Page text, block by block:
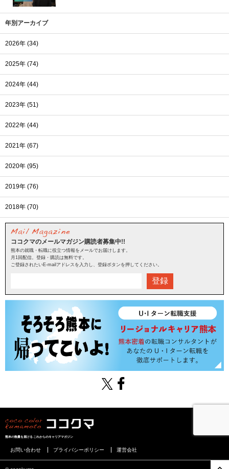
年別アーカイブ
2026年 (34)
2025年 (74)
2024年 (44)
2023年 (51)
2022年 (44)
2021年 (67)
2020年 (95)
2019年 (76)
2018年 (70)
ココクマのメールマガジン購読者募集中!!
熊本の就職・転職に役立つ情報をメールでお届けします。
月1回配信。登録・購読は無料です。
ご登録されたいE-mailアドレスを入力し、登録ボタンを押してください。
登録
熊本の熱量を届けるこれからのキャリアマガジン
お問い合わせ プライバシーポリシー 運営会社